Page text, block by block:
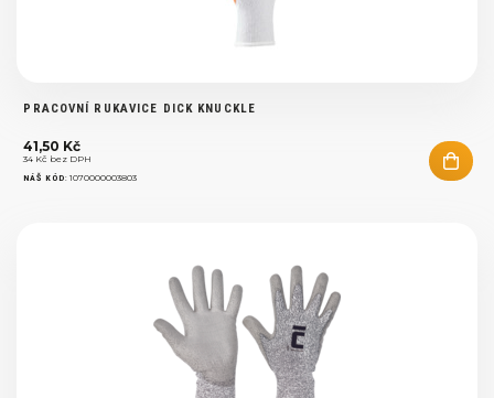
PRACOVNÍ RUKAVICE DICK KNUCKLE
41,50 Kč
34 Kč bez DPH
NÁŠ KÓD:1070000003803